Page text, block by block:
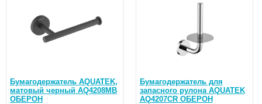
Бумагодержатель AQUATEK,
матовый черный AQ4208MB
ОБЕРОН
Бумагодержатель для
запасного рулона AQUATEK
AQ4207CR ОБЕРОН